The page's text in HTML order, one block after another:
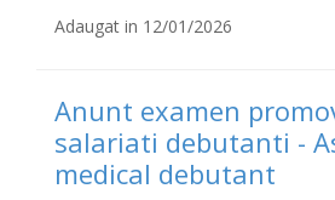
Adaugat in 12/01/2026
Anunt examen
salariati debutanti -
medical debutant